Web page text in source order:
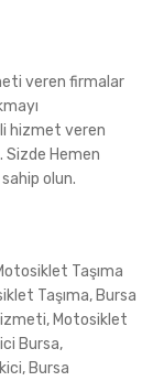
veren firmalar
hizmet veren
Sizde Hemen
olun.
Taşıma
Taşıma, Bursa
Motosiklet
Bursa,
Bursa